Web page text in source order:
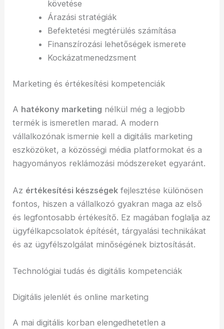
követése
Árazási stratégiák
Befektetési megtérülés számítása
Finanszírozási lehetőségek ismerete
Kockázatmenedzsment
Marketing és értékesítési kompetenciák
A hatékony marketing nélkül még a legjobb
termék is ismeretlen marad. A modern
vállalkozónak ismernie kell a digitális marketing
eszközöket, a közösségi média platformokat és a
hagyományos reklámozási módszereket egyaránt.
Az értékesítési készségek fejlesztése különösen
fontos, hiszen a vállalkozó gyakran maga az első
és legfontosabb értékesítő. Ez magában foglalja az
ügyfélkapcsolatok építését, tárgyalási technikákat
és az ügyfélszolgálat minőségének biztosítását.
Technológiai tudás és digitális kompetenciák
Digitális jelenlét és online marketing
A mai digitális korban elengedhetetlen a